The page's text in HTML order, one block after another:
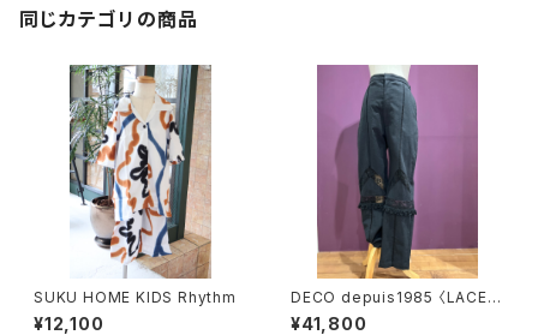
同じカテゴリの商品
SUKU HOME KIDS Rhythm
¥12,100
DECO depuis1985 〈LACE L
INE PANTS〉
¥41,800